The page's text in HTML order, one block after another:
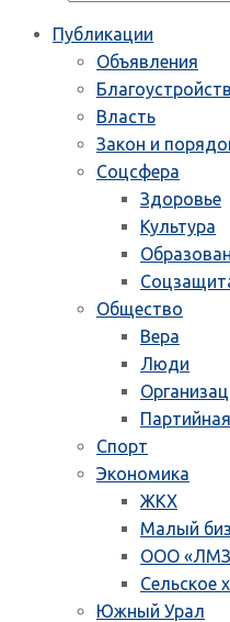
Публикации
Объявления
Власть
Закон и
Соцсфера
Здоровье
Культура
Общество
Вера
Люди
Спорт
Экономика
ЖКХ
Малый
ООО
Сельское
Южный Урал